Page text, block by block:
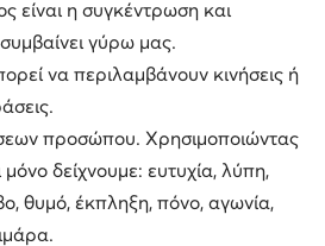
είναι η συγκέντρωση και
γύρω μας.
να περιλαμβάνουν κινήσεις ή
προσώπου. Χρησιμοποιώντας
δείχνουμε: ευτυχία, λύπη,
θυμό, έκπληξη, πόνο, αγωνία,